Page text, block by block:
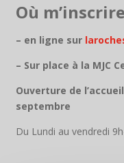
Où
– en ligne sur
– Sur place à la MJC
Ouverture de
septembre
Du Lundi au vendredi